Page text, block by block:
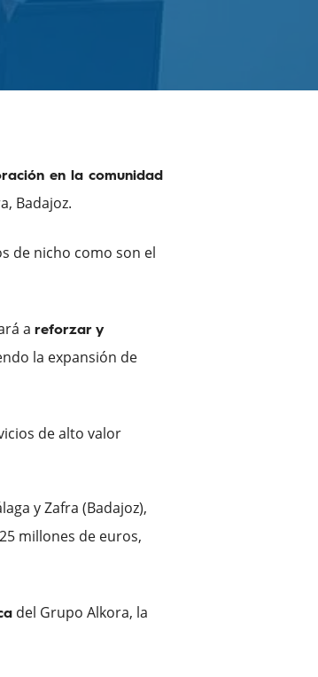
en la comunidad
Badajoz.
de nicho como son el
areforzar y
la expansión de
de alto valor
y Zafra (Badajoz),
millones de euros,
del Grupo Alkora, la